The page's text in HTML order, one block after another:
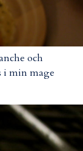
och
i min mage